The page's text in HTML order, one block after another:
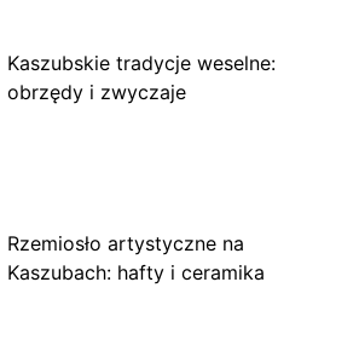
Kaszubskie tradycje weselne:
obrzędy i zwyczaje
Rzemiosło artystyczne na
Kaszubach: hafty i ceramika